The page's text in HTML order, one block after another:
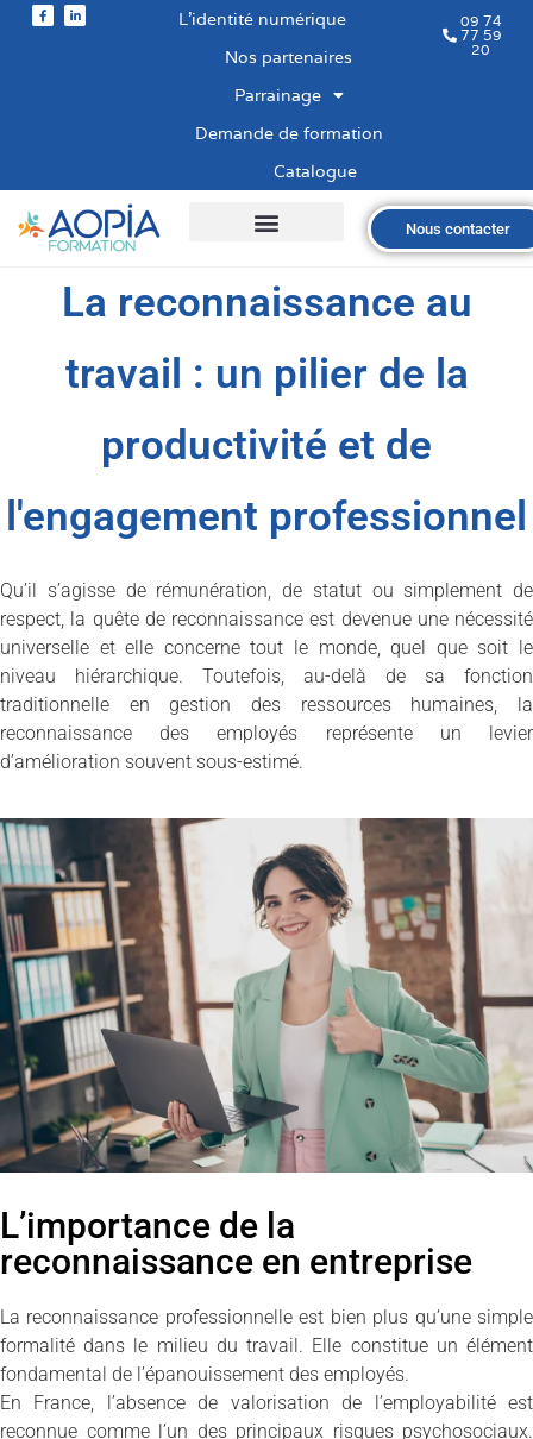
L’identité numérique
Nos partenaires
Parrainage
Demande de formation
Catalogue
09 74
77 59
20
Nous contacter
La reconnaissance au
travail : un pilier de la
productivité et de
l'engagement professionnel
Qu’il s’agisse de rémunération, de statut ou simplement de
respect, la quête de reconnaissance est devenue une nécessité
universelle et elle concerne tout le monde, quel que soit le
niveau hiérarchique. Toutefois, au-delà de sa fonction
traditionnelle en gestion des ressources humaines, la
reconnaissance des employés représente un levier
d’amélioration souvent sous-estimé.
L’importance de la
reconnaissance en entreprise
La reconnaissance professionnelle est bien plus qu’une simple
formalité dans le milieu du travail. Elle constitue un élément
fondamental de l’épanouissement des employés.
En France, l’absence de valorisation de l’employabilité est
reconnue comme l’un des principaux risques psychosociaux.